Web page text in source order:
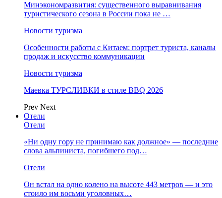
Минэкономразвития: существенного выравнивания
туристического сезона в России пока не …
Новости туризма
Особенности работы с Китаем: портрет туриста, каналы
продаж и искусство коммуникации
Новости туризма
Маевка ТУРСЛИВКИ в стиле BBQ 2026
Prev Next
Отели
Отели
«Ни одну гору не принимаю как должное» — последние
слова альпиниста, погибшего под…
Отели
Он встал на одно колено на высоте 443 метров — и это
стоило им восьми уголовных…